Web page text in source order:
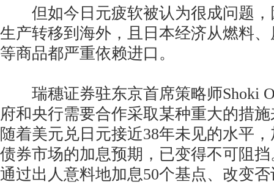
但如今日元疲软被认为很成问题，
生产转移到海外，且日本经济从燃料
等商品都严重依赖进口。
瑞穗证券驻东京首席策略师Shoki
府和央行需要合作采取某种重大的措
随着美元兑日元接近38年未见的水平
债券市场的加息预期，已变得不可阻
通过出人意料地加息50个基点、改变